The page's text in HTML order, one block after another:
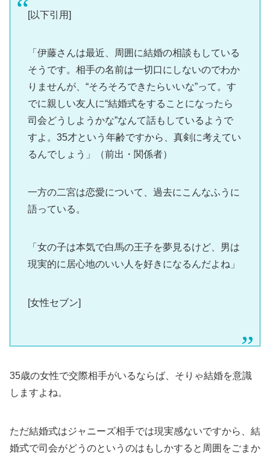
[以下引用]
「伊藤さんは最近、周囲に結婚の相談もしている
そうです。相手の名前は一切口にしないのでわか
りませんが、“そろそろできたらいいな”って。す
でに親しい友人に“結婚式をすることになったら
司会どうしようかな”なんて話もしているようで
すよ。35才という年齢ですから、真剣に考えてい
るんでしょう」（前出・関係者）
一方の二宮は恋愛について、過去にこんなふうに
語っている。
「女の子は本気で白馬の王子を夢見るけど、男は
現実的に居心地のいい人を好きになるんだよね」
[女性セブン]
35歳の女性で交際相手がいるならば、そりゃ結婚を意識
しますよね。
ただ結婚式はジャニーズ相手では現実感ないですから、結
婚式で司会がどうのというのはもしかすると周囲をごまか